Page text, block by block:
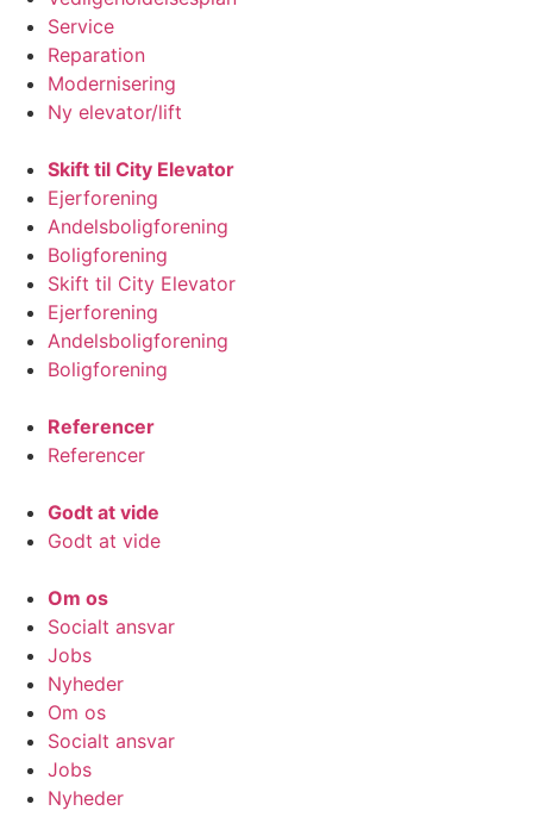
Service
Reparation
Modernisering
Ny elevator/lift
Skift til City Elevator
Ejerforening
Andelsboligforening
Boligforening
Skift til City Elevator
Ejerforening
Andelsboligforening
Boligforening
Referencer
Referencer
Godt at vide
Godt at vide
Om os
Socialt ansvar
Jobs
Nyheder
Om os
Socialt ansvar
Jobs
Nyheder